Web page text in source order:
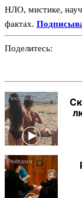
НЛО, мистике,
фактах.
Поделитесь: